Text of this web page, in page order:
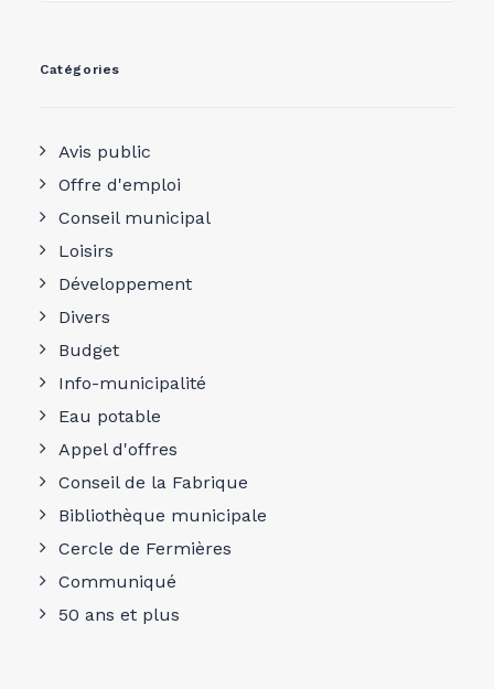
Catégories
Avis public
Offre d'emploi
Conseil municipal
Loisirs
Développement
Divers
Budget
Info-municipalité
Eau potable
Appel d'offres
Conseil de la Fabrique
Bibliothèque municipale
Cercle de Fermières
Communiqué
50 ans et plus